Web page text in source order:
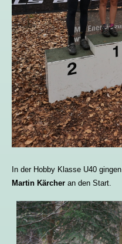
In der Hobby Klasse U40 gingen
Martin Kärcher an den Start.